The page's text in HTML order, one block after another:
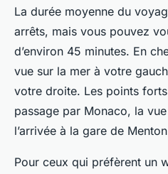
La durée moyenne du
arrêts, mais vous pouvez
d’environ 45 minutes. En
vue sur la mer à votre
votre droite. Les points
passage par Monaco, la
l’arrivée à la gare de
Pour ceux qui préfèrent un